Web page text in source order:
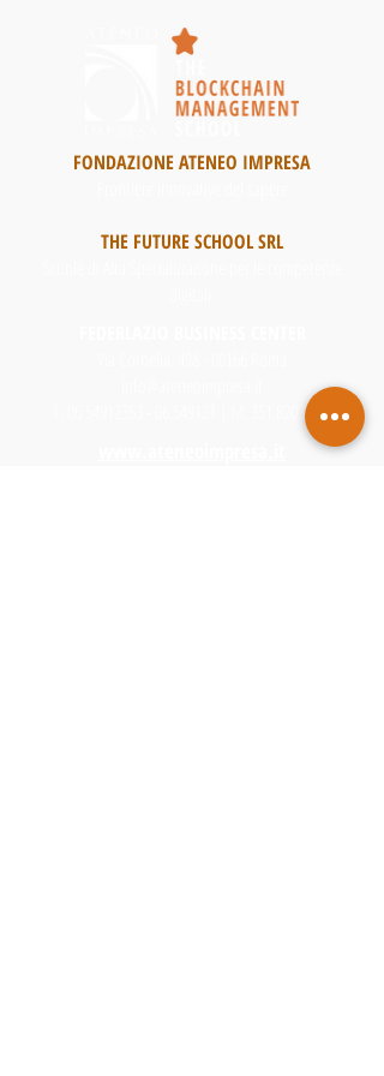
FONDAZIONE ATENEO IMPRESA
THE FUTURE SCHOOL SRL
351.8203944